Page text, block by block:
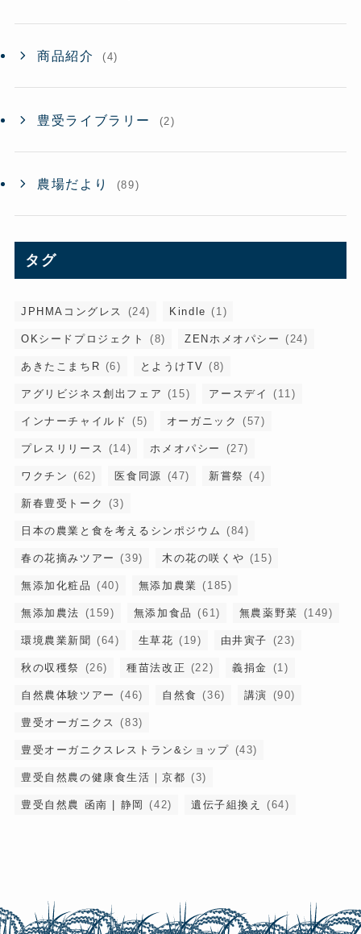
商品紹介 (4)
豊受ライブラリー (2)
農場だより (89)
タグ
JPHMAコングレス (24) Kindle (1)
OKシードプロジェクト (8) ZENホメオパシー (24)
あきたこまちR (6) とようけTV (8)
アグリビジネス創出フェア (15) アースデイ (11)
インナーチャイルド (5) オーガニック (57)
プレスリリース (14) ホメオパシー (27)
ワクチン (62) 医食同源 (47) 新嘗祭 (4)
新春豊受トーク (3)
日本の農業と食を考えるシンポジウム (84)
春の花摘みツアー (39) 木の花の咲くや (15)
無添加化粧品 (40) 無添加農業 (185)
無添加農法 (159) 無添加食品 (61) 無農薬野菜 (149)
環境農業新聞 (64) 生草花 (19) 由井寅子 (23)
秋の収穫祭 (26) 種苗法改正 (22) 義捐金 (1)
自然農体験ツアー (46) 自然食 (36) 講演 (90)
豊受オーガニクス (83)
豊受オーガニクスレストラン&ショップ (43)
豊受自然農の健康食生活｜京都 (3)
豊受自然農 函南 | 静岡 (42) 遺伝子組換え (64)